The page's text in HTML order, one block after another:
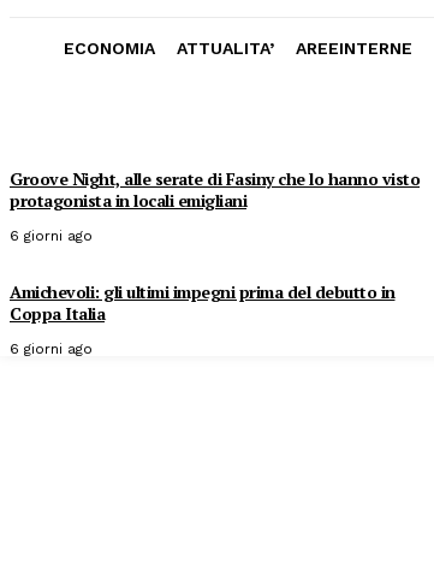
ECONOMIA ATTUALITA’ AREEINTERNE
Groove Night, alle serate di Fasiny che lo hanno visto
protagonista in locali emigliani
6 giorni ago
Amichevoli: gli ultimi impegni prima del debutto in
Coppa Italia
6 giorni ago